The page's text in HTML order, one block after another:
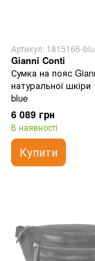
Артикул: 1815166-
Gianni Conti
Сумка на пояс
натуральної шкіри
blue
6 089 грн
В наявності
Купити